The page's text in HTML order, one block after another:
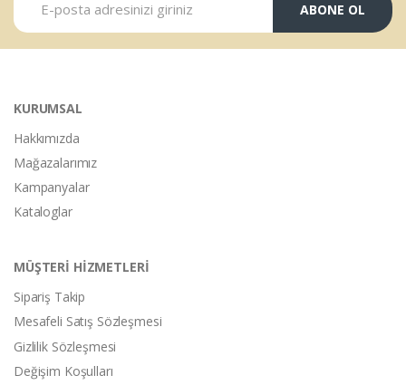
ABONE OL
KURUMSAL
Hakkımızda
Mağazalarımız
Kampanyalar
Kataloglar
MÜŞTERİ HİZMETLERİ
Sipariş Takip
Mesafeli Satış Sözleşmesi
Gizlilik Sözleşmesi
Değişim Koşulları